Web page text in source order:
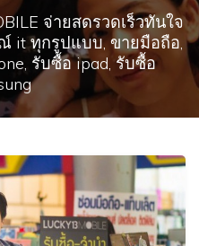
จ่ายสดรวดเร็วทันใจ
it ทุกรูปแบบ, ขายมือถือ,
รับซื้อ ipad, รับซื้อ